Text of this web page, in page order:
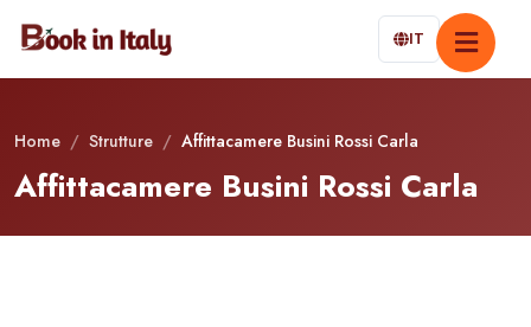
IT
Home / Strutture / Affittacamere Busini Rossi Carla
Affittacamere Busini Rossi Carla